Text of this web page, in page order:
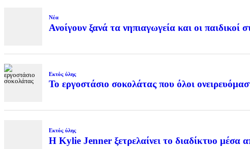
Νέα
Ανοίγουν ξανά τα νηπιαγωγεία και οι παιδικοί
Εκτός ύλης
Το εργοστάσιο σοκολάτας που όλοι
Εκτός ύλης
Η Kylie Jenner ξετρελαίνει το διαδίκτυο